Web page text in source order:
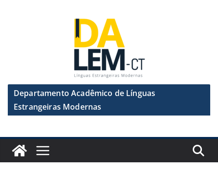
Departamento Acadêmico de Línguas
Estrangeiras Modernas